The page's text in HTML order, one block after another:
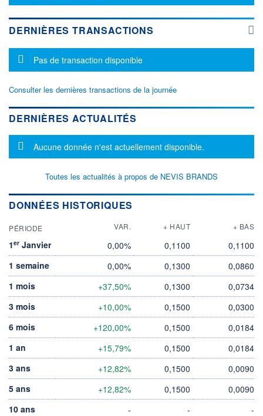
DERNIÈRES TRANSACTIONS
Message d'information
Pas de transaction disponible
Consulter les dernières transactions de la journée
DERNIÈRES ACTUALITÉS
Message d'information
Aucune donnée n'est actuellement disponible.
Toutes les actualités à propos de NEVIS BRANDS
DONNÉES HISTORIQUES
PÉRIODE VAR. + HAUT + BAS
1er Janvier 0,00% 0,1100
0,1100
1 semaine
0,00% 0,1300
0,0860
1 mois
+37,50% 0,1300
0,0734
3 mois
+10,00% 0,1500
0,0300
6 mois
+120,00% 0,1500
0,0184
1 an
+15,79% 0,1500
0,0184
3 ans
+12,82% 0,1500
0,0090
5 ans
+12,82% 0,1500
0,0090
10 ans
- -
-